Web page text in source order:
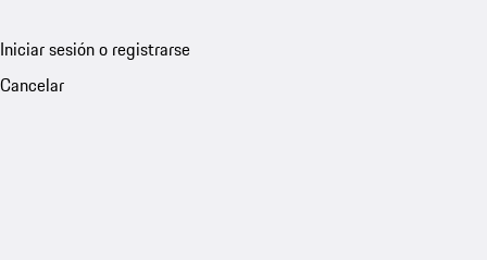
Iniciar sesión o registrarse
Cancelar